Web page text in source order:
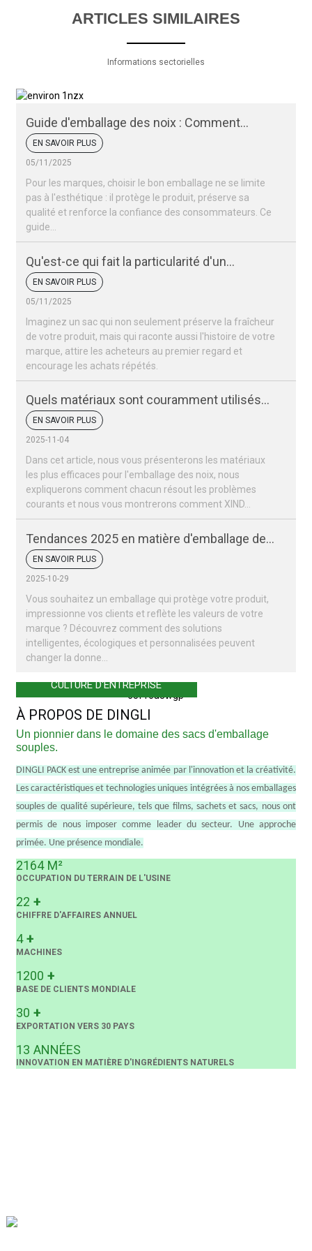
ARTICLES SIMILAIRES
Informations sectorielles
Guide d'emballage des noix : Comment
conserver la fraîcheur et l'attrait de vos noix
EN SAVOIR PLUS
05/11/2025
Pour les marques, choisir le bon emballage ne se limite
pas à l'esthétique : il protège le produit, préserve sa
qualité et renforce la confiance des consommateurs. Ce
guide…
Qu'est-ce qui fait la particularité d'un
emballage de noix ?
EN SAVOIR PLUS
05/11/2025
Imaginez un sac qui non seulement préserve la fraîcheur
de votre produit, mais qui raconte aussi l'histoire de votre
marque, attire les acheteurs au premier regard et
encourage les achats répétés.
Quels matériaux sont couramment utilisés
pour les sacs d'emballage de noix ?
EN SAVOIR PLUS
2025-11-04
Dans cet article, nous vous présenterons les matériaux
les plus efficaces pour l'emballage des noix, nous
expliquerons comment chacun résout les problèmes
courants et nous vous montrerons comment XIND...
Tendances 2025 en matière d'emballage des
fruits secs et des noix
EN SAVOIR PLUS
2025-10-29
Vous souhaitez un emballage qui protège votre produit,
impressionne vos clients et reflète les valeurs de votre
marque ? Découvrez comment des solutions
intelligentes, écologiques et personnalisées peuvent
changer la donne…
CULTURE D'ENTREPRISE
À PROPOS DE DINGLI
Un pionnier dans le domaine des sacs d'emballage
souples.
DINGLI PACK est une entreprise animée par l'innovation et la créativité.
Les caractéristiques et technologies uniques intégrées à nos emballages
souples de qualité supérieure, tels que films, sachets et sacs, nous ont
permis de nous imposer comme leader du secteur. Une approche
primée. Une présence mondiale.
2164 M²
OCCUPATION DU TERRAIN DE L'USINE
22 +
CHIFFRE D'AFFAIRES ANNUEL
4 +
MACHINES
1200 +
BASE DE CLIENTS MONDIALE
30 +
EXPORTATION VERS 30 PAYS
13 ANNÉES
INNOVATION EN MATIÈRE D'INGRÉDIENTS NATURELS